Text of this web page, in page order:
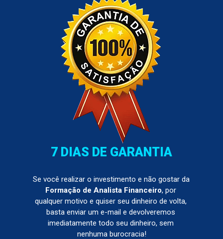
7 DIAS DE GARANTIA
Formação de Analista Financeiro, por
qualquer motivo e quiser seu dinheiro de volta,
basta enviar um e-mail e devolveremos
imediatamente todo seu dinheiro, sem
nenhuma burocracia!